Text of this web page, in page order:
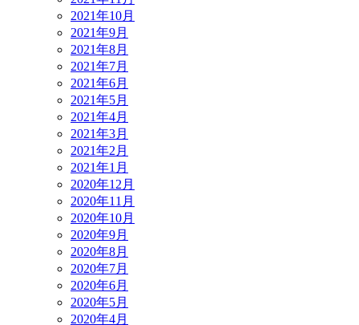
2021年10月
2021年9月
2021年8月
2021年7月
2021年6月
2021年5月
2021年4月
2021年3月
2021年2月
2021年1月
2020年12月
2020年11月
2020年10月
2020年9月
2020年8月
2020年7月
2020年6月
2020年5月
2020年4月